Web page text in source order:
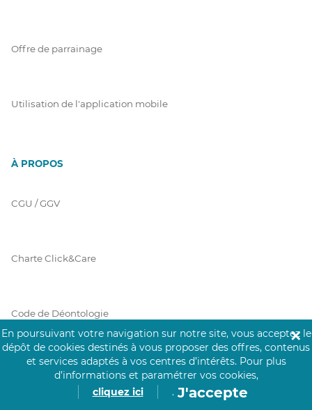
Offre de parrainage
Utilisation de l'application mobile
À PROPOS
CGU / GGV
Charte Click&Care
Code de Déontologie
Mentions Légales
En poursuivant votre navigation sur notre site, vous acceptez le
dépôt de cookies destinés à vous proposer des offres, contenus
et services adaptés à vos centres d’intérêts. Pour plus
d’informations et paramétrer vos cookies,
cliquez ici
. J'accepte
✕